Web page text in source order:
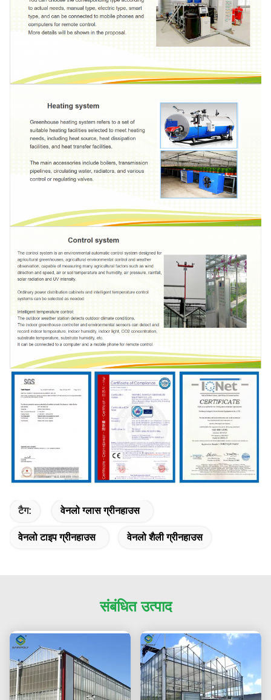
टैग: वेनलो ग्लास ग्रीनहाउस
वेनलो टाइप ग्रीनहाउस वेनलो शैली ग्रीनहाउस
संबंधित उत्पाद